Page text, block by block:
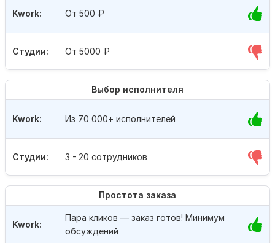
Студии: От 5000 ₽
Kwork: От 500 ₽
Выбор исполнителя
Студии: 3 - 20 сотрудников
Kwork: Из 70 000+ исполнителей
Простота заказа
Kwork:
Пара кликов — заказ готов! Минимум
обсуждений